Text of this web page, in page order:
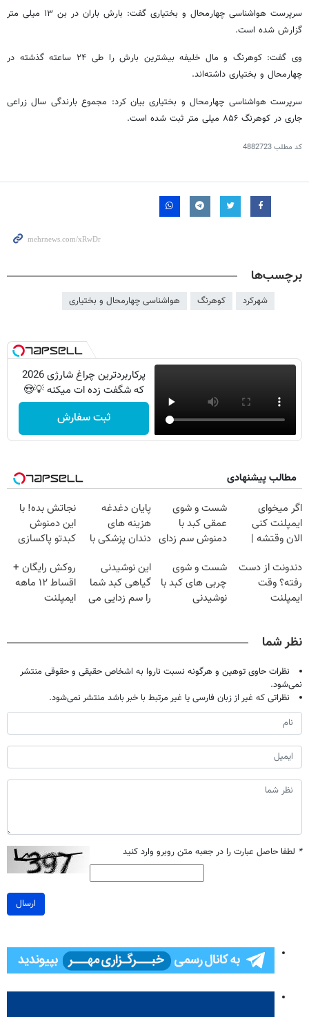
سرپرست هواشناسی چهارمحال و بختیاری گفت: بارش باران در بن ۱۳ میلی متر
گزارش شده است.
وی گفت: کوهرنگ و مال خلیفه بیشترین بارش را طی ۲۴ ساعته گذشته در
چهارمحال و بختیاری داشته‌اند.
سرپرست هواشناسی چهارمحال و بختیاری بیان کرد: مجموع بارندگی سال زراعی
جاری در کوهرنگ ۸۵۶ میلی متر ثبت شده است.
کد مطلب4882723
برچسب‌ها
شهرکرد کوهرنگ هواشناسی چهارمحال و بختیاری
پرکاربردترین چراغ شارژی 2026
که شگفت زده ات میکنه 💡😍
ثبت سفارش
مطالب پیشنهادی
اگر میخوای
ایمپلنت کنی
الان وقتشه |
میلیون تومان!!!
شست و شوی
عمقی کبد با
دمنوش سم زدای
پایان دغدغه
هزینه های
دندان پزشکی با
خانگی
نجاتش بده! با
این دمنوش
کبدتو پاکسازی
مرجوعی
دندونت از دست
رفته؟ وقت
ایمپلنت
شست و شوی
چربی های کبد با
نوشیدنی
این نوشیدنی
گیاهی کبد شما
را سم زدایی می
روکش رایگان +
اقساط ۱۲ ماهه
ایمپلنت
نظر شما
نظرات حاوی توهین و هرگونه نسبت ناروا به اشخاص حقیقی و حقوقی منتشر
نمی‌شود.
نظراتی که غیر از زبان فارسی یا غیر مرتبط با خبر باشد منتشر نمی‌شود.
* لطفا حاصل عبارت را در جعبه متن روبرو وارد کنید
ارسال